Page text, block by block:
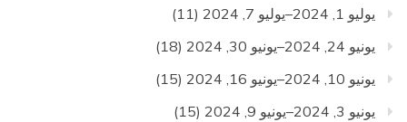
يوليو 1, 2024–يوليو 7, 2024
(11)
يونيو 24, 2024–يونيو 30, 2024
(18)
يونيو 10, 2024–يونيو 16, 2024
(15)
يونيو 3, 2024–يونيو 9, 2024
(15)